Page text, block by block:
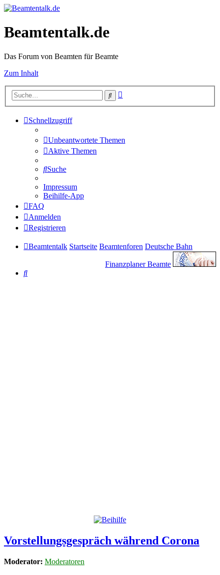
Beamtentalk.de
Das Forum von Beamten für Beamte
Zum Inhalt
Suche
Schnellzugriff
Unbeantwortete Themen
Aktive Themen
Suche
Impressum
Beihilfe-App
FAQ
Anmelden
Registrieren
Beamtentalk Startseite Beamtenforen Deutsche Bahn
Finanzplaner Beamte
Suche
Vorstellungsgespräch während Corona
Moderator: Moderatoren